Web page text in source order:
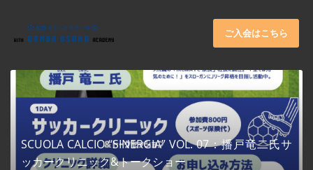
ARCHIVES
2025年11月
2025年9月
2025年8月
2025年7月
ご入会はこちら
SCUOLA CALCIO “SINERGIA” VOL. 07：播戸竜二氏サ
ッカークリニック&トークショー